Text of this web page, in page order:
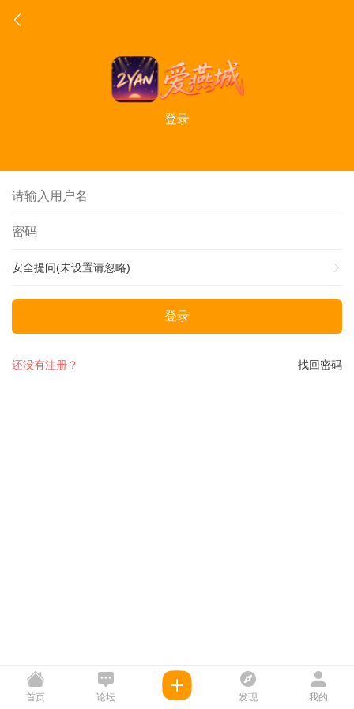
登录
安全提问(未设置请忽略)
登录
找回密码
还没有注册？
首页 论坛 发现 我的